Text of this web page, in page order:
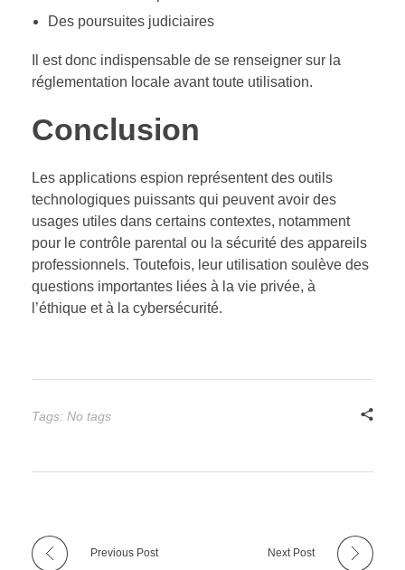
Des poursuites judiciaires
Il est donc indispensable de se renseigner sur la
réglementation locale avant toute utilisation.
Conclusion
Les applications espion représentent des outils
technologiques puissants qui peuvent avoir des
usages utiles dans certains contextes, notamment
pour le contrôle parental ou la sécurité des appareils
professionnels. Toutefois, leur utilisation soulève des
questions importantes liées à la vie privée, à
l’éthique et à la cybersécurité.
Tags: No tags
Previous Post Next Post